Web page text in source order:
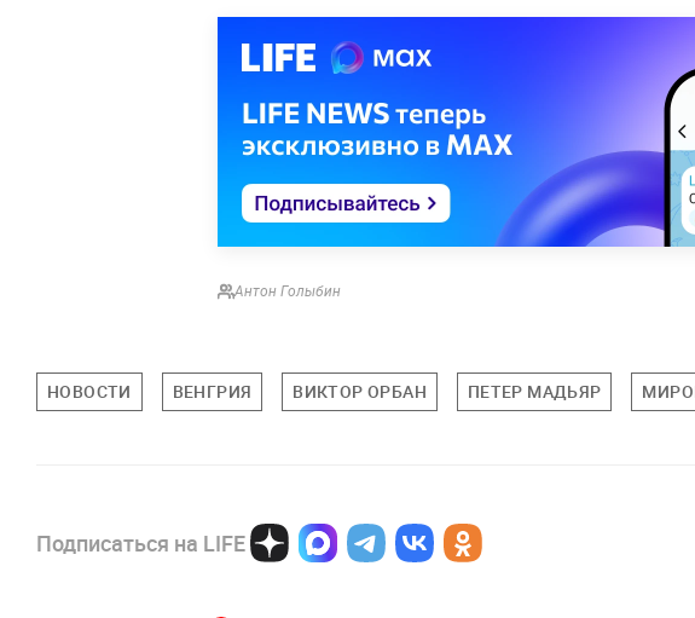
Антон Голыбин
НОВОСТИ ВЕНГРИЯ ВИКТОР ОРБАН ПЕТЕР МАДЬЯР
Подписаться на LIFE